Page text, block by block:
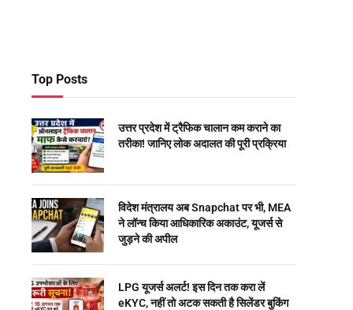
Top Posts
उत्तर प्रदेश में ट्रैफिक चालान कम कराने का
तरीका! जानिए लोक अदालत की पूरी प्रक्रिया
विदेश मंत्रालय अब Snapchat पर भी, MEA
ने लॉन्च किया आधिकारिक अकाउंट, यूजर्स से
जुड़ने की अपील
LPG यूजर्स अलर्ट! इस दिन तक करा लें
eKYC, नहीं तो अटक सकती है सिलेंडर बुकिंग